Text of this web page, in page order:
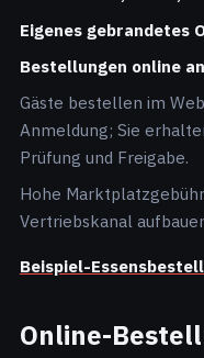
Eigenes gebrandetes
Bestellungen online
Gäste bestellen im
Anmeldung; Sie
Prüfung und Freigabe.
Hohe
Vertriebskanal
Beispiel-
Online-